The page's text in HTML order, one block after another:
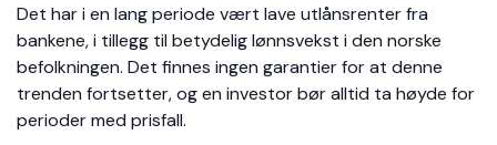
Det har i en lang periode vært lave utlånsrenter fra
bankene, i tillegg til betydelig lønnsvekst i den norske
befolkningen. Det finnes ingen garantier for at denne
trenden fortsetter, og en investor bør alltid ta høyde for
perioder med prisfall.